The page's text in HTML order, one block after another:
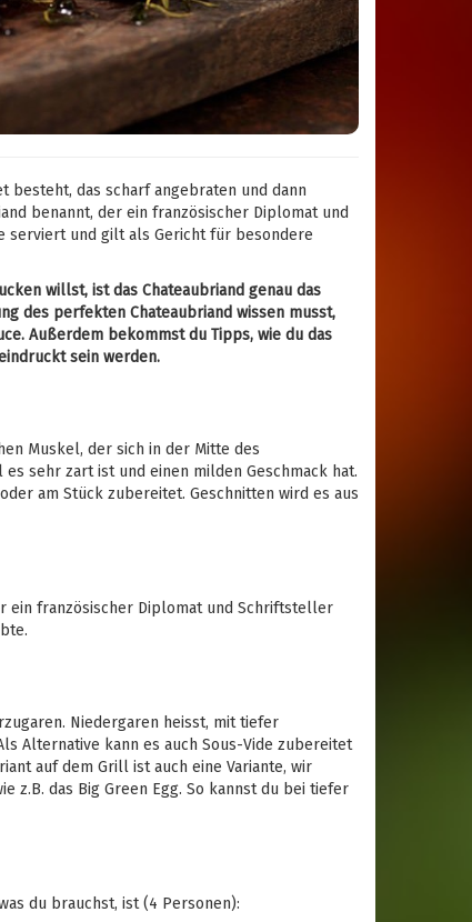
besteht, das scharf angebraten und dann
benannt, der ein französischer Diplomat und
serviert und gilt als Gericht für besondere
willst, ist das Chateaubriand genau das
des perfekten Chateaubriand wissen musst,
Außerdem bekommst du Tipps, wie du das
sein werden.
Muskel, der sich in der Mitte des
sehr zart ist und einen milden Geschmack hat.
am Stück zubereitet. Geschnitten wird es aus
ein französischer Diplomat und Schriftsteller
Niedergaren heisst, mit tiefer
Alternative kann es auch Sous-Vide zubereitet
auf dem Grill ist auch eine Variante, wir
das Big Green Egg. So kannst du bei tiefer
du brauchst, ist (4 Personen):